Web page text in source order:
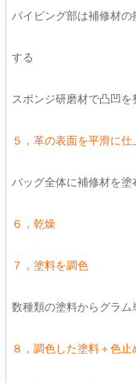
パイピング部は補修材
する
スポンジ研磨材で凸凹を
５，革の表面を平滑に
バッグ全体に補修材を塗
６，乾燥
７，塗料を調色
数種類の塗料からグラム
８，調色した塗料＋色